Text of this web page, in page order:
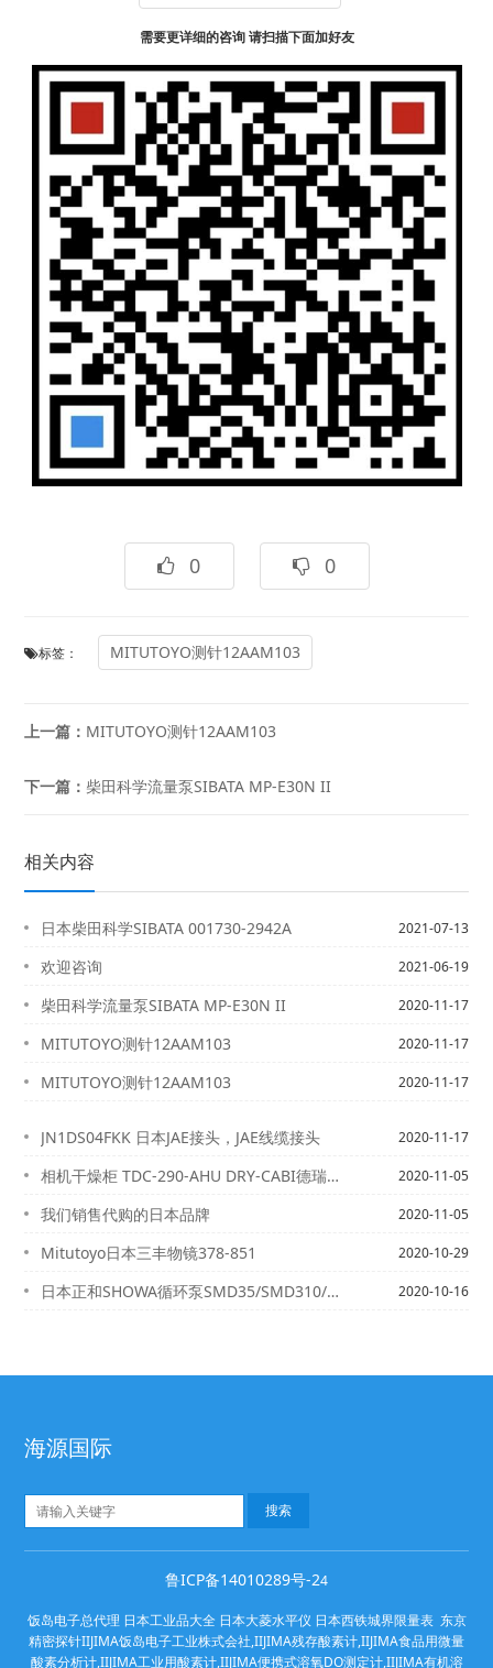
需要更详细的咨询 请扫描下面加好友
0 0
标签： MITUTOYO测针12AAM103
上一篇： MITUTOYO测针12AAM103
下一篇： 柴田科学流量泵SIBATA MP-E30N II
相关内容
日本柴田科学SIBATA 001730-2942A 2021-07-13
欢迎咨询 2021-06-19
柴田科学流量泵SIBATA MP-E30N II 2020-11-17
MITUTOYO测针12AAM103 2020-11-17
MITUTOYO测针12AAM103 2020-11-17
JN1DS04FKK 日本JAE接头，JAE线缆接头 2020-11-17
相机干燥柜 TDC-290-AHU DRY-CABI德瑞卡比 2020-11-05
我们销售代购的日本品牌 2020-11-05
Mitutoyo日本三丰物镜378-851 2020-10-29
日本正和SHOWA循环泵SMD35/SMD310/SMD315/SMD330 2020-10-16
海源国际
鲁ICP备14010289号-24
饭岛电子总代理 日本工业品大全 日本大菱水平仪 日本西铁城界限量表 东京
精密探针IIJIMA饭岛电子工业株式会社,IIJIMA残存酸素计,IIJIMA食品用微量
酸素分析计,IIJIMA工业用酸素计,IIJIMA便携式溶氧DO测定计,IIJIMA有机溶